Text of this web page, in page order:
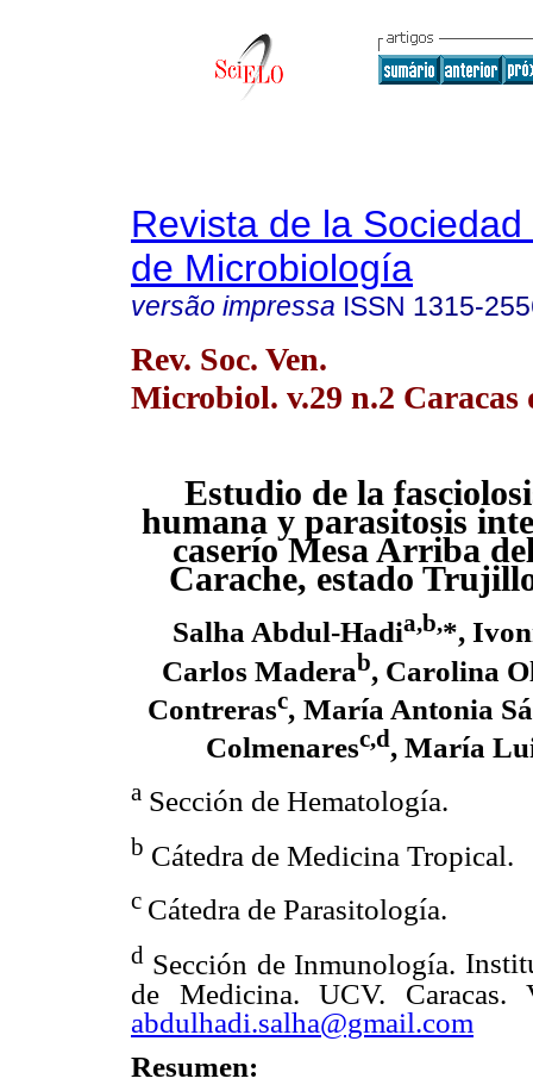
Revista de la
de Microbiología
versão impressa ISSN 1315-
Rev. Soc. Ven.
Microbiol. v.29 n.2 Caracas
Estudio de la
humana y parasitosis
caserío Mesa Arriba
Carache, estado
Salha Abdul-Hadia,b,*,
Carlos Maderab, Carolina
Contrerasc, María Antonia
Colmenaresc,d, María
a Sección de Hematología.
b Cátedra de Medicina Tropical.
c Cátedra de Parasitología.
d Sección de Inmunología.
de Medicina. UCV. Caracas.
abdulhadi.salha@gmail.com
Resumen: